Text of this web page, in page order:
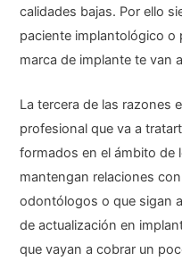
calidades bajas. Por ello
paciente implantológico o
marca de implante te van
La tercera de las razones
profesional que va a
formados en el ámbito de
mantengan relaciones
odontólogos o que sigan
de actualización en
que vayan a cobrar un